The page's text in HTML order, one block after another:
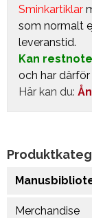
Sminkartiklar
som normalt
leveranstid.
Kan
och har
Här kan du:
Merchandise